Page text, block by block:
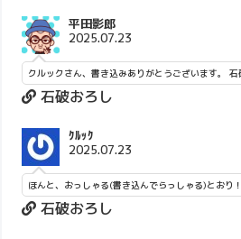
平田影郎
2025.07.23
クルックさん、書き込みありがとうございます。
石破おろし
ｸﾙｯｸ
2025.07.23
ほんと、おっしゃる(書き込んでらっしゃる)とおり
石破おろし